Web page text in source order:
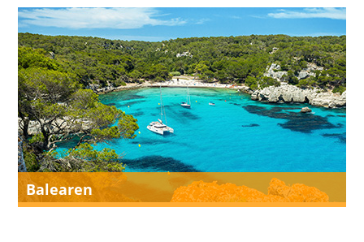
Balearen